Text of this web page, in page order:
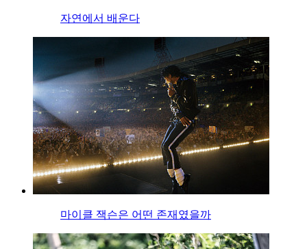
자연에서 배운다
마이클 잭슨은 어떤 존재였을까